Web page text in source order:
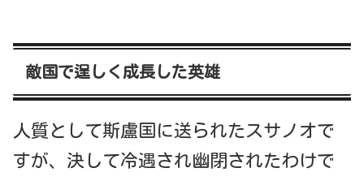
敵国で逞しく成長した英雄
人質として斯盧国に送られたスサノオで
すが、決して冷遇され幽閉されたわけで